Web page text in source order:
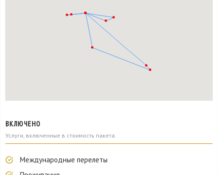
ВКЛЮЧЕНО
Услуги, включенные в стоимость пакета.
Международные перелеты